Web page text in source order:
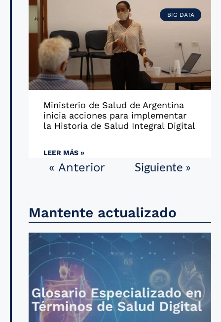
BIG DATA
Ministerio de Salud de Argentina
inicia acciones para implementar
la Historia de Salud Integral Digital
LEER MÁS »
« Anterior Siguiente »
Mantente actualizado